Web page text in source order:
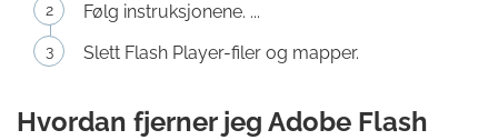
Følg instruksjonene. ...
Slett Flash Player-filer og mapper.
Hvordan fjerner jeg Adobe Flash